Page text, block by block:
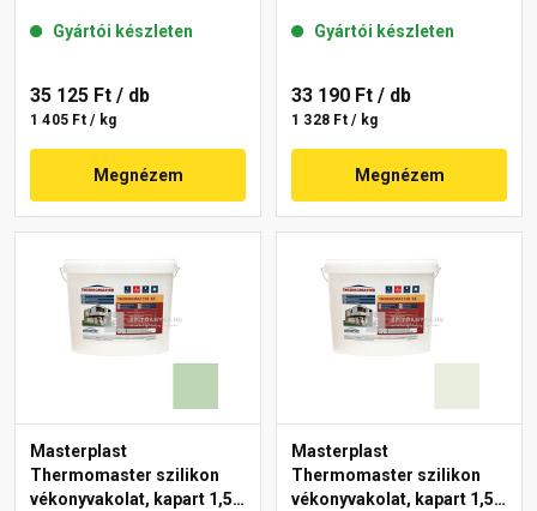
Gyártói készleten
35 125 Ft / db
1 405 Ft / kg
Megnézem
Gyártói készleten
33 190 Ft / db
1 328 Ft / kg
Megnézem
Masterplast
Thermomaster szilikon
vékonyvakolat, kapart 1,5
Masterplast
Thermomaster szilikon
vékonyvakolat, kapart 1,5